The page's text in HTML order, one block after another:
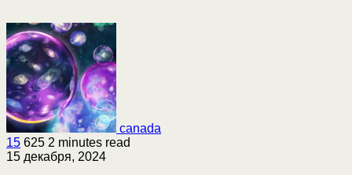
canada
15 625 2 minutes read
15 декабря, 2024